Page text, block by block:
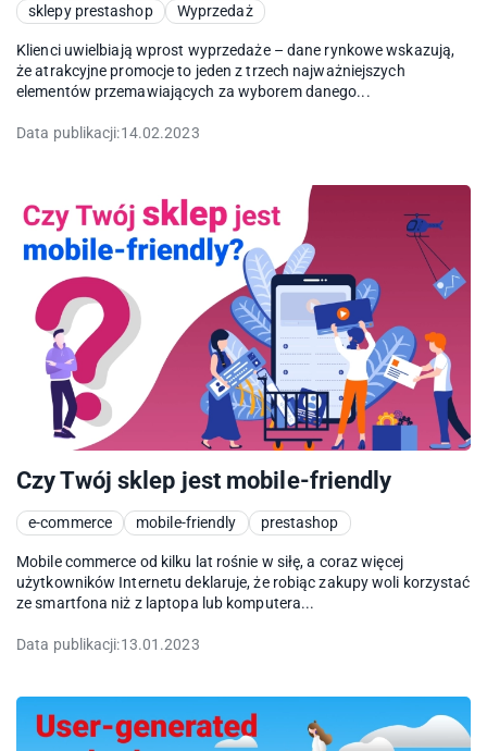
sklepy prestashop
Wyprzedaż
Klienci uwielbiają wprost wyprzedaże – dane rynkowe wskazują,
że atrakcyjne promocje to jeden z trzech najważniejszych
elementów przemawiających za wyborem danego...
Data publikacji:14.02.2023
Czy Twój sklep jest mobile-friendly
e-commerce mobile-friendly prestashop
Mobile commerce od kilku lat rośnie w siłę, a coraz więcej
użytkowników Internetu deklaruje, że robiąc zakupy woli korzystać
ze smartfona niż z laptopa lub komputera...
Data publikacji:13.01.2023